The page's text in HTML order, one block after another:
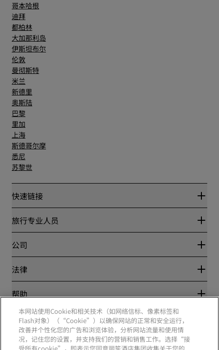
哥本哈根
迪拜
都柏林
大加那利岛
伊斯坦布尔
伦敦
曼彻斯特
米兰
新德里
奥斯陆
巴黎
里加
上海
斯德哥尔摩
悉尼
苏黎世
快速链接
丽赏会
Blog
目的地
丽笙酒店集团APP
体育认证酒店
家庭友好型酒店
旅行专业人员
合作伙伴
公司
丽笙酒店集团
工作机会 RHG
工作机会 PPHE
工作机会 EHL
The Club by RHG
发展机会
责任经营
法律
隐私中心
丽赏会条款和条件
网站使用协议
数字无障碍
现代奴隶制声明
帮助
消费者警示
联系方式
常见问题
网站地图
社交媒体
丽笙酒店集团品牌
本网站使用Cookie和相关技术（如网络信标、像素标签和
Flash对象）（“Cookie”）以确保网站的正常和安全运行，
改善并个性化您的广告和浏览体验，分析网站流量和使用情
况，记住您的设置，并支持我们的营销和销售工作。选择“接